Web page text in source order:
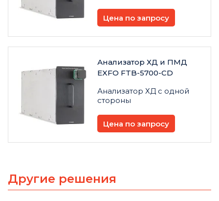
Цена по запросу
Анализатор ХД и ПМД
EXFO FTB-5700-CD
Анализатор ХД с одной
стороны
Цена по запросу
Другие решения